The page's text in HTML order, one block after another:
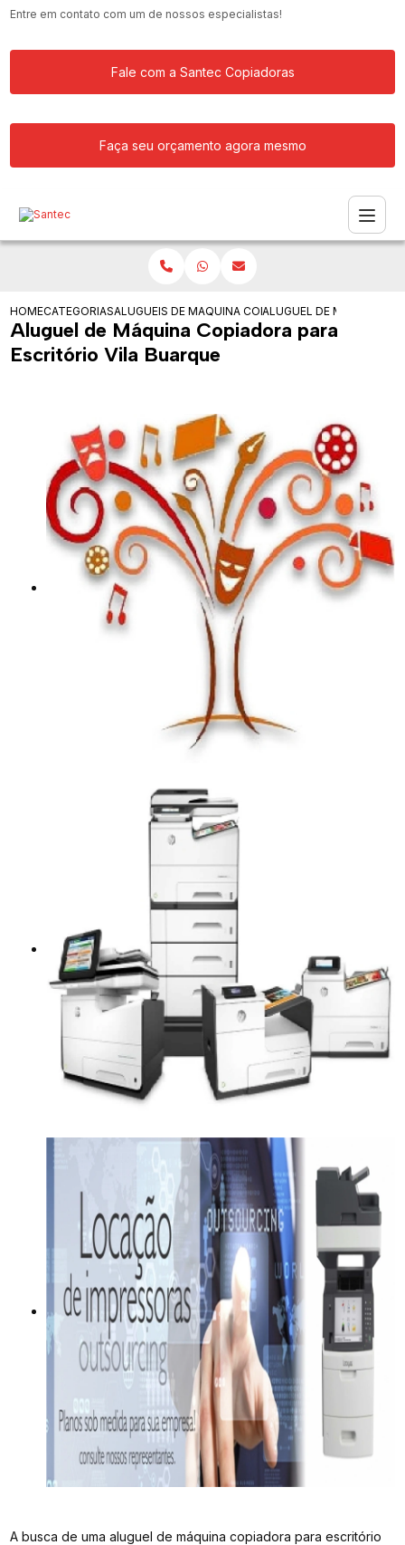
Entre em contato com um de nossos especialistas!
Fale com a Santec Copiadoras
Faça seu orçamento agora mesmo
HOMECATEGORIASALUGUEIS DE COPIADORASMAQUINA COPIADORA KYOCERA PARA
ALUGUEL DE MAQUINA
Aluguel de Máquina Copiadora para
Escritório Vila Buarque
A busca de uma aluguel de máquina copiadora para escritório